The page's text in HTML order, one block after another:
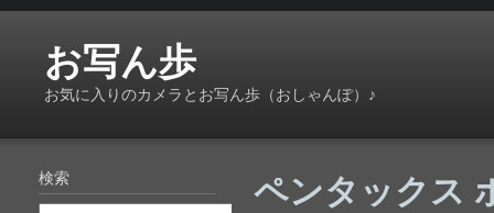
お写ん歩
お気に入りのカメラとお写ん歩（おしゃんぽ）♪
ペンタックス
検索